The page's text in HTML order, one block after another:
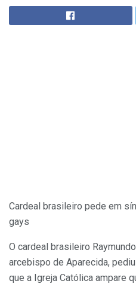
Cardeal brasileiro pede em
gays
O cardeal brasileiro
arcebispo de Aparecida,
que a Igreja Católica ampare